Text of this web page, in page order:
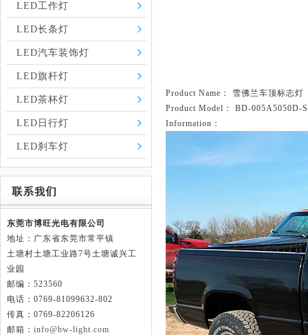
LED工作灯
LED长条灯
LED汽车装饰灯
LED旗杆灯
LED茶杯灯
LED日行灯
LED刹车灯
东莞市博旺光电有限公司
地址：广东省东莞市常平镇
土塘村土塘工业路7号土塘诚兴工
业园
邮编：523560
电话：0769-81099632-802
传真：0769-82206126
邮箱： info@bw-light.com
Product Name： 雪佛兰车顶标志灯
Product Model： BD-005A5050D-S
Information：